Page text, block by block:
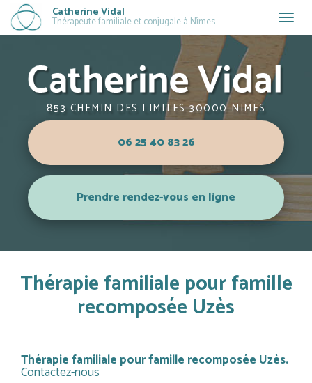
Aller
au
Catherine Vidal
Thérapeute familiale et conjugale à Nîmes
853 CHEMIN DES LIMITES 30000 NIMES
06 25 40 83 26
Prendre rendez-vous en ligne
Thérapie familiale pour famille
recomposée Uzès
Thérapie familiale pour famille recomposée Uzès.
Contactez-nous